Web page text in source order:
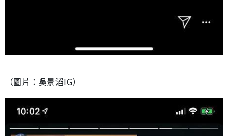
（圖片：吳景滔IG）